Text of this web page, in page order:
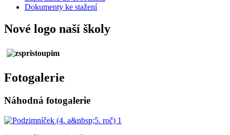
Dokumenty ke stažení
Nové logo naší školy
Fotogalerie
Náhodná fotogalerie